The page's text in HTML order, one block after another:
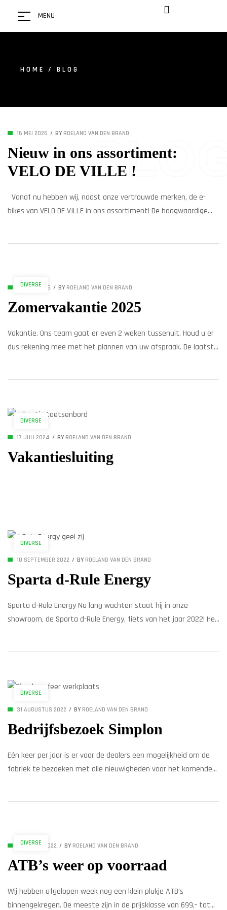
MENU
HOME / BLOG
16 MEI 2026 BY ROELAND VAN DEN BRAND
Nieuw in ons assortiment:
VELO DE VILLE !
Vanaf nu hebben wij, naast onze vertrouwde merken, de e-
bikes van VELO DE VILLE in ons assortiment! De hoogwaardige
DIVERSE
28 JULI 2025 BY ROELAND VAN DEN BRAND
Zomervakantie 2025
Vakantie. Ons team gaat er even 2 weken tussenuit. Houd u er
dus rekening mee met het plannen van uw afspraak. De laatste
DIVERSE
17 JULI 2024 BY ROELAND VAN DEN BRAND
Vakantiesluiting
DIVERSE
10 SEPTEMBER 2022 BY ROELAND VAN DEN BRAND
Sparta d-Rule Energy
Sparta d-Rule Energy Na lang wachten staat hij in onze
showroom, de Sparta d-Rule Energy, fiets van het jaar 2022! Het
DIVERSE
31 AUGUSTUS 2022 BY ROELAND VAN DEN BRAND
Bedrijfsbezoek Simplon
Eén keer per jaar is er voor de dealers een mogelijkheid om de
fabriek te bezoeken met alle nieuwigheden voor het komende
DIVERSE
10 MAART 2022 BY ROELAND VAN DEN BRAND
ATB’s weer op voorraad
Wij hebben afgelopen week nog een klein plukje ATB’s
binnengekregen. De meeste zijn in de prijsklasse van 699,- tot